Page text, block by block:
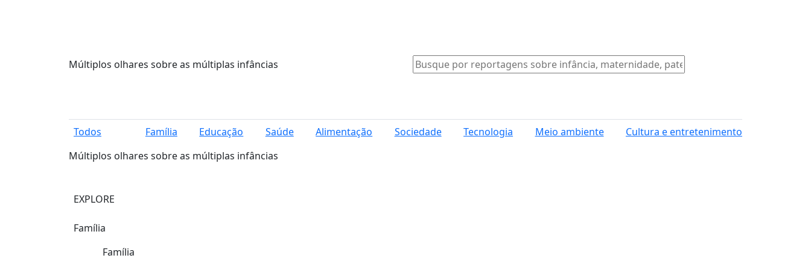
Múltiplos olhares sobre as múltiplas infâncias
Todos Família Educação Saúde Alimentação Sociedade Tecnologia Meio ambiente
Cultura e entretenimento
Múltiplos olhares sobre as múltiplas infâncias
EXPLORE
Família
Família